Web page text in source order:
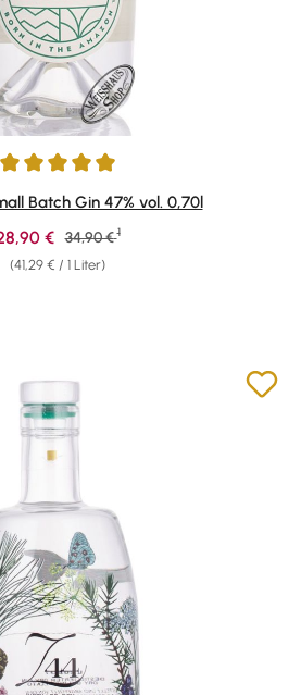
von 4.92 von 5 Sternen
Batch Gin 47% vol. 0,70l
(41,29 € / 1 Liter)
Verkaufspreis:
€ Regulärer Preis:
34,90 € 1